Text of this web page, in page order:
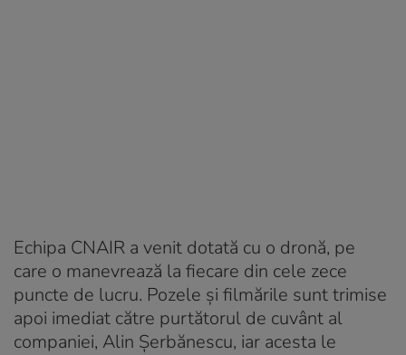
Echipa CNAIR a venit dotată cu o dronă, pe
care o manevrează la fiecare din cele zece
puncte de lucru. Pozele și filmările sunt trimise
apoi imediat către purtătorul de cuvânt al
companiei, Alin Șerbănescu, iar acesta le